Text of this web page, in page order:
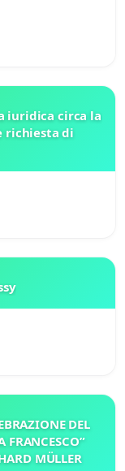
iuridica circa la
richiesta di
DEL
MÜLLER